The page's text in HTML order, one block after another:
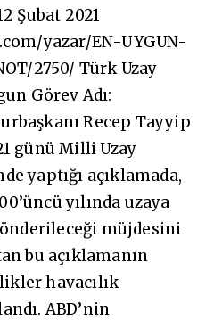
Şubat 2021
yazar/EN-UYGUN-
2750/ Türk Uzay
Görev Adı:
Recep Tayyip
günü Milli Uzay
yaptığı açıklamada,
yılında uzaya
müjdesini
bu açıklamanın
havacılık
ABD’nin